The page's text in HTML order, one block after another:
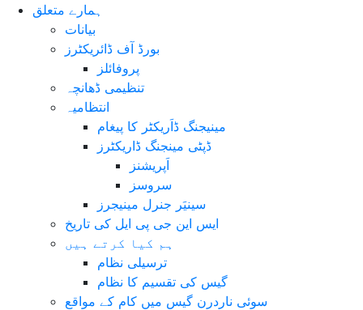
ہمارے متعلق
بیانات
بورڈ آف ڈائریکٹرز
پروفائلز
تنظیمی ڈھانچہ
انتظامیہ
مینیجنگ ڈاَریکٹر کا پیغام
ڈپٹی مینجنگ ڈاریکٹرز
اَپریشنز
سروسز
سینیَر جنرل مینیجرز
ایس این جی پی ایل کی تاریخ
ہم کیا کرتے ہیں
ترسیلی نظام
گیس کی تقسیم کا نظام
سوئی ناردرن گیس میں کام کے مواقع